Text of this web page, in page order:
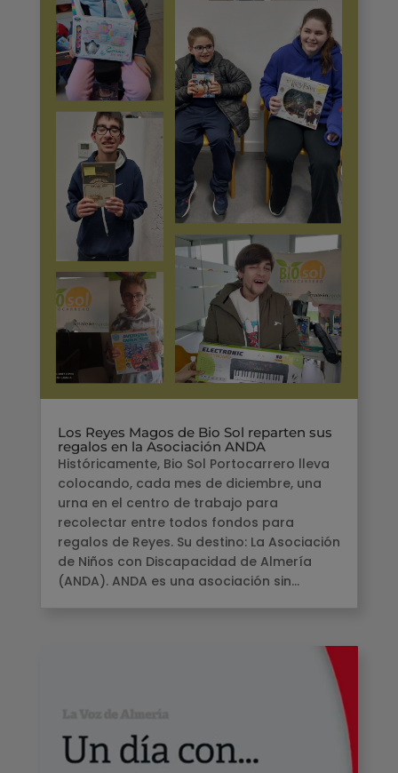
Los Reyes Magos de Bio Sol reparten sus
regalos en la Asociación ANDA
Históricamente, Bio Sol Portocarrero lleva
colocando, cada mes de diciembre, una
urna en el centro de trabajo para
recolectar entre todos fondos para
regalos de Reyes. Su destino: La Asociación
de Niños con Discapacidad de Almería
(ANDA). ANDA es una asociación sin...